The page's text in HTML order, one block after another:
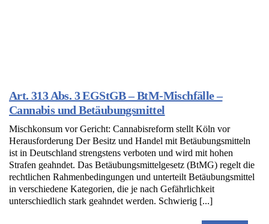
Art. 313 Abs. 3 EGStGB – BtM-Mischfälle –
Cannabis und Betäubungsmittel
Mischkonsum vor Gericht: Cannabisreform stellt Köln vor
Herausforderung Der Besitz und Handel mit Betäubungsmitteln
ist in Deutschland strengstens verboten und wird mit hohen
Strafen geahndet. Das Betäubungsmittelgesetz (BtMG) regelt die
rechtlichen Rahmenbedingungen und unterteilt Betäubungsmittel
in verschiedene Kategorien, die je nach Gefährlichkeit
unterschiedlich stark geahndet werden. Schwierig [...]